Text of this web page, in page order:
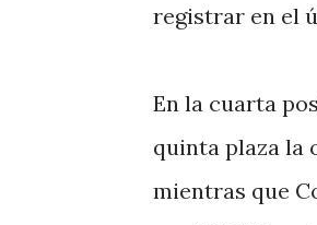
registrar en el
En la cuarta
quinta plaza la
mientras que